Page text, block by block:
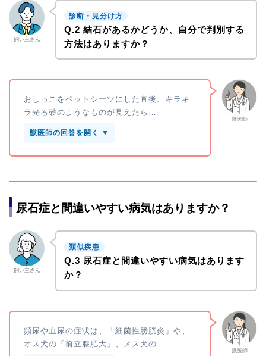
飼い主さん
診断・見分け方
Q.2 結石があるかどうか、自分で判別する
方法はありますか？
獣医師
おしっこをペットシーツにした直後、キラキ
ラ光る砂のようなものが見えたら…
獣医師の回答を開く ▼
尿石症と間違いやすい病気はありますか？
飼い主さん
類似疾患
Q.3 尿石症と間違いやすい病気はあります
か？
獣医師
頻尿や血尿の症状は、「細菌性膀胱炎」や、
オス犬の「前立腺肥大」、メス犬の…